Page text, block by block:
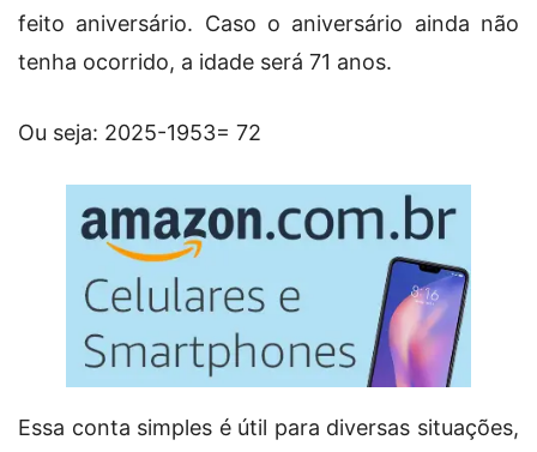
feito aniversário. Caso o aniversário ainda não
tenha ocorrido, a idade será 71 anos.
Ou seja: 2025-1953= 72
Essa conta simples é útil para diversas situações,